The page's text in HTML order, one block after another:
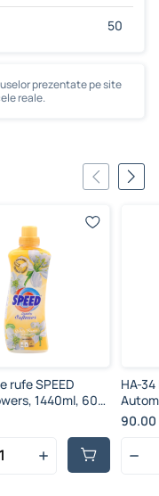
50
prezentate pe site
reale.
rufe SPEED
1440ml, 60
HA-
90.00